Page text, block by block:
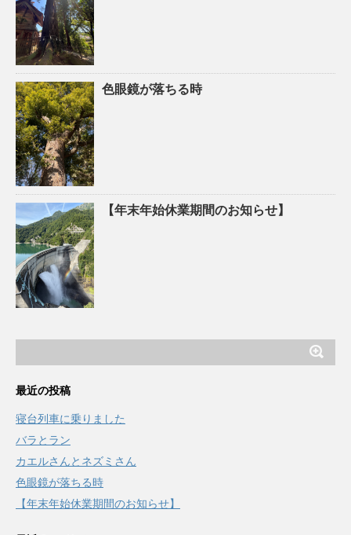
色眼鏡が落ちる時
【年末年始休業期間のお知らせ】
最近の投稿
寝台列車に乗りました
バラとラン
カエルさんとネズミさん
色眼鏡が落ちる時
【年末年始休業期間のお知らせ】